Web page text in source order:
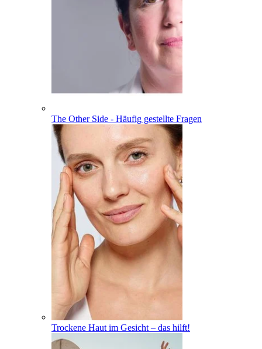
The Other Side - Häufig gestellte Fragen
Trockene Haut im Gesicht – das hilft!